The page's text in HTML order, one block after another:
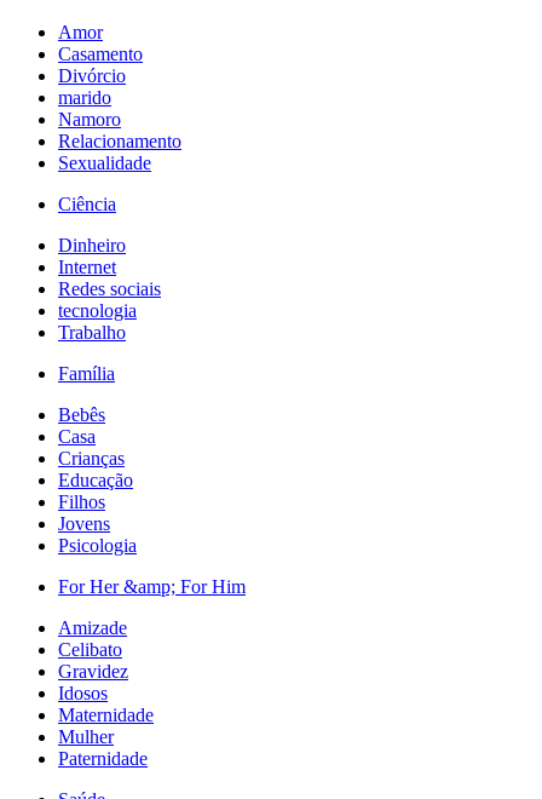
Amor
Casamento
Divórcio
marido
Namoro
Relacionamento
Sexualidade
Ciência
Dinheiro
Internet
Redes sociais
tecnologia
Trabalho
Família
Bebês
Casa
Crianças
Educação
Filhos
Jovens
Psicologia
For Her &amp; For Him
Amizade
Celibato
Gravidez
Idosos
Maternidade
Mulher
Paternidade